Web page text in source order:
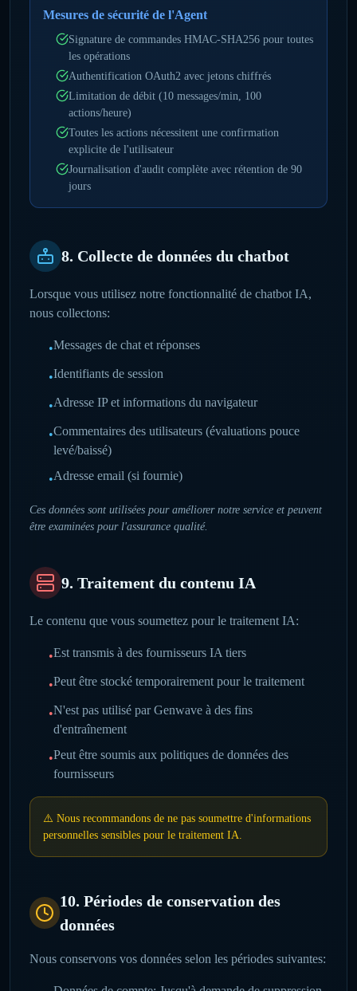
Mesures de sécurité de l'Agent
Signature de commandes HMAC-SHA256 pour toutes
les opérations
Authentification OAuth2 avec jetons chiffrés
Limitation de débit (10 messages/min, 100
actions/heure)
Toutes les actions nécessitent une confirmation
explicite de l'utilisateur
Journalisation d'audit complète avec rétention de 90
jours
8. Collecte de données du chatbot
Lorsque vous utilisez notre fonctionnalité de chatbot IA,
nous collectons:
•Messages de chat et réponses
•Identifiants de session
•Adresse IP et informations du navigateur
•Commentaires des utilisateurs (évaluations pouce
levé/baissé)
•Adresse email (si fournie)
Ces données sont utilisées pour améliorer notre service et peuvent
être examinées pour l'assurance qualité.
9. Traitement du contenu IA
Le contenu que vous soumettez pour le traitement IA:
•Est transmis à des fournisseurs IA tiers
•Peut être stocké temporairement pour le traitement
•N'est pas utilisé par Genwave à des fins
d'entraînement
•Peut être soumis aux politiques de données des
fournisseurs
⚠️ Nous recommandons de ne pas soumettre d'informations
personnelles sensibles pour le traitement IA.
10. Périodes de conservation des
données
Nous conservons vos données selon les périodes suivantes: